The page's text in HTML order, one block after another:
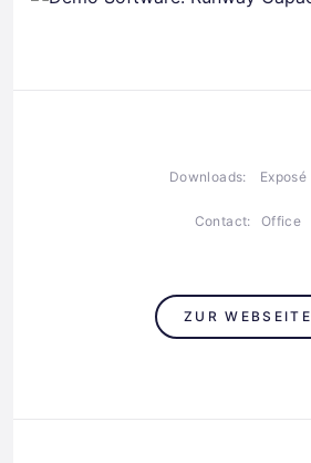
Downloads: Exposé
Contact: Office
ZUR WEBSEITE